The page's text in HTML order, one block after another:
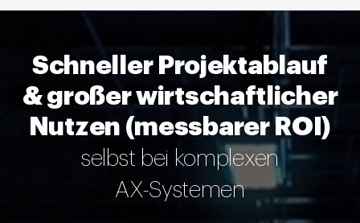
Schneller Projektablauf
& großer wirtschaftlicher
Nutzen (messbarer ROI)
selbst bei komplexen
AX-Systemen